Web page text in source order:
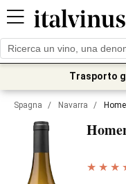
Trasporto
Spagna / Navarra /